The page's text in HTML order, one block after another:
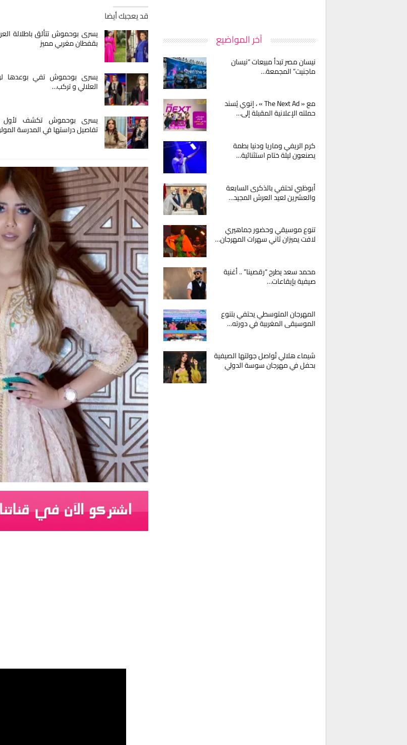
قد يعجبك أيضا
يسرى بوحموش تتألق باطلالة
بقفطان مغربي مميز
يسرى بوحموش تفي بوعدها
العلالي و تركب…
يسرى بوحموش تكشف لأول
تفاصيل دراستها في المدرسة
آخر المواضيع
نيسان مصر تبدأ مبيعات “نيسان
ماجنيت” المجمعة…
مع « The Next Ad » ، إنوي يُسند
حملته الإعلانية المقبلة إلى…
كرم الريفي وماريا ودنيا بطمة
يصنعون ليلة ختام استثنائية…
أبوظبي تحتفي بالذكرى السابعة
والعشرين لعيد العرش المجيد…
تنوع موسيقي وحضور جماهيري
لافت يميزان ثاني سهرات المهرجان…
محمد سعد يطرح “رقصينا” .. أغنية
صيفية بإيقاعات…
المهرجان المتوسطي يحتفي بتنوع
الموسيقى المغربية في دورته…
شيماء هلالي تُواصل جولتها الصيفية
بحفل في مهرجان سوسة الدولي